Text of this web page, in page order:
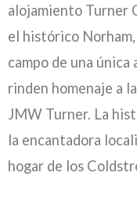
alojamiento Turner
el histórico
campo de una
rinden homenaje a
JMW Turner. La
la encantadora
hogar de los